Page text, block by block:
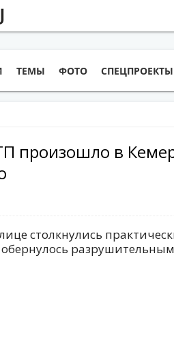
ТЕМЫ ФОТО СПЕЦПРОЕКТЫ
произошло в
столкнулись